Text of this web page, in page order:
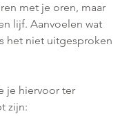
met je oren, maar
lijf. Aanvoelen wat
het niet uitgesproken
je hiervoor ter
zijn: